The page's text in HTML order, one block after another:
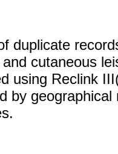
duplicate
cutaneous
using Reclink
by